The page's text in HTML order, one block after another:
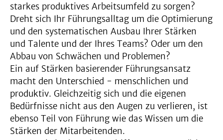
starkes produktives Arbeitsumfeld zu sorgen?
Dreht sich Ihr Führungsalltag um die Optimierung
und den systematischen Ausbau Ihrer Stärken
und Talente und der Ihres Teams? Oder um den
Abbau von Schwächen und Problemen?
Ein auf Stärken basierender Führungsansatz
macht den Unterschied - menschlichen und
produktiv. Gleichzeitig sich und die eigenen
Bedürfnisse nicht aus den Augen zu verlieren, ist
ebenso Teil von Führung wie das Wissen um die
Stärken der Mitarbeitenden.